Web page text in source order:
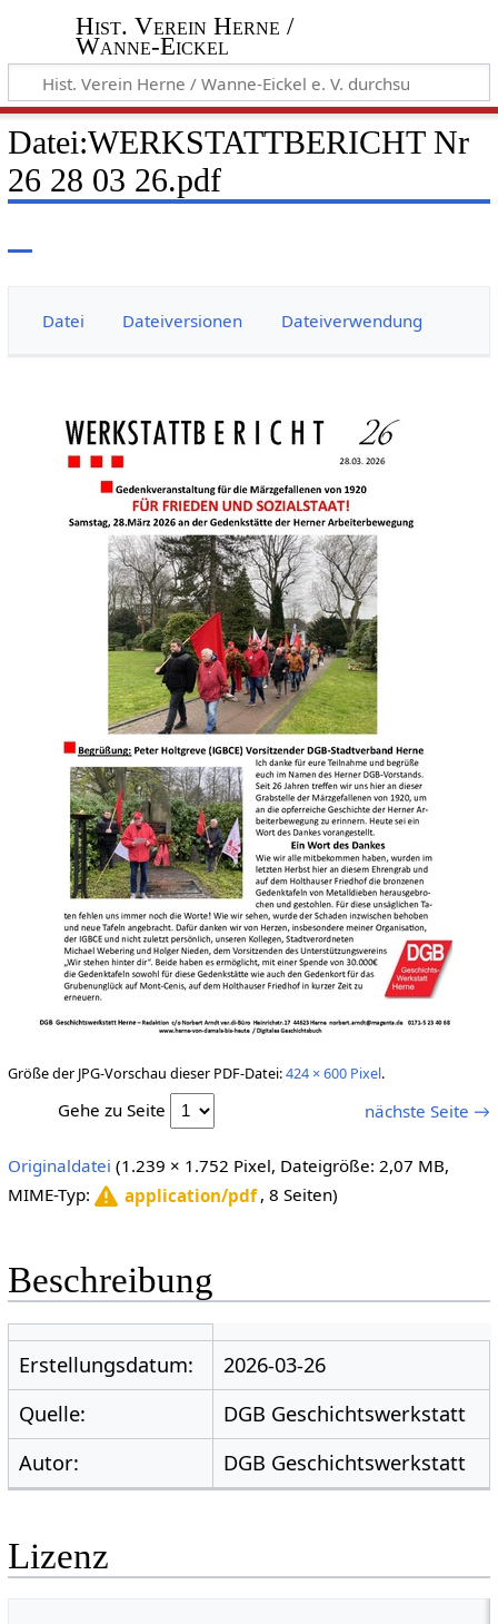
Hist. Verein Herne /
Wanne-Eickel
Datei:WERKSTATTBERICHT Nr
26 28 03 26.pdf
Datei Dateiversionen Dateiverwendung
Größe der JPG-Vorschau dieser PDF-Datei:424 × 600 Pixel.
Gehe zu Seite nächste Seite →
Originaldatei (1.239 × 1.752 Pixel, Dateigröße: 2,07 MB,
MIME-Typ:
application/pdf , 8 Seiten)
Beschreibung
Erstellungsdatum:
2026-03-26
Quelle:
DGB Geschichtswerkstatt
Autor:
DGB Geschichtswerkstatt
Lizenz